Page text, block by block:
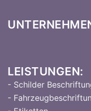
LEISTUNGEN:
- Schilder
-